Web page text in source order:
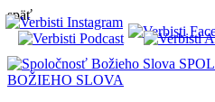
späť
BOŽIEHO SLOVA